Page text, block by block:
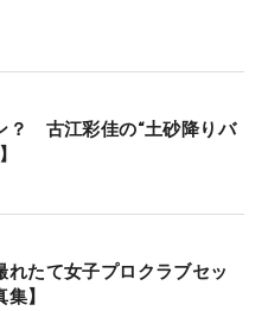
？ 古江彩佳の“土砂降りバ
れたて女子プロクラブセッ
】